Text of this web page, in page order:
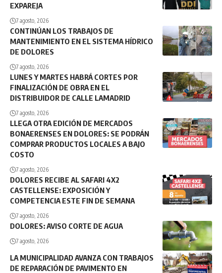
EXPAREJA
7 agosto, 2026
CONTINÚAN LOS TRABAJOS DE
MANTENIMIENTO EN EL SISTEMA HÍDRICO
DE DOLORES
7 agosto, 2026
LUNES Y MARTES HABRÁ CORTES POR
FINALIZACIÓN DE OBRA EN EL
DISTRIBUIDOR DE CALLE LAMADRID
7 agosto, 2026
LLEGA OTRA EDICIÓN DE MERCADOS
BONAERENSES EN DOLORES: SE PODRÁN
COMPRAR PRODUCTOS LOCALES A BAJO
COSTO
7 agosto, 2026
DOLORES RECIBE AL SAFARI 4X2
CASTELLENSE: EXPOSICIÓN Y
COMPETENCIA ESTE FIN DE SEMANA
7 agosto, 2026
DOLORES: AVISO CORTE DE AGUA
7 agosto, 2026
LA MUNICIPALIDAD AVANZA CON TRABAJOS
DE REPARACIÓN DE PAVIMENTO EN